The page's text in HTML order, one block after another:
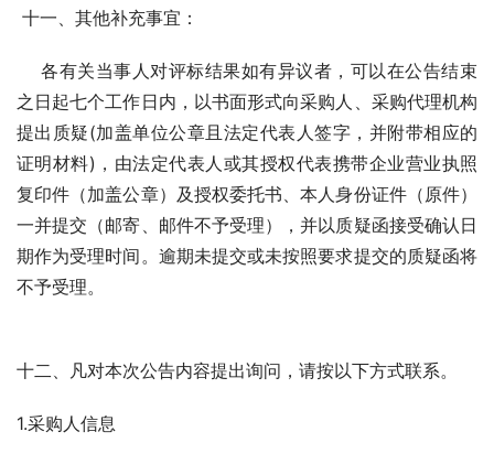
十一、其他补充事宜：
各有关当事人对评标结果如有异议者，可以在公告结束
之日起七个工作日内，以书面形式向采购人、采购代理机构
提出质疑(加盖单位公章且法定代表人签字，并附带相应的
证明材料)，由法定代表人或其授权代表携带企业营业执照
复印件（加盖公章）及授权委托书、本人身份证件（原件）
一并提交（邮寄、邮件不予受理），并以质疑函接受确认日
期作为受理时间。逾期未提交或未按照要求提交的质疑函将
不予受理。
十二、凡对本次公告内容提出询问，请按以下方式联系。
1.采购人信息